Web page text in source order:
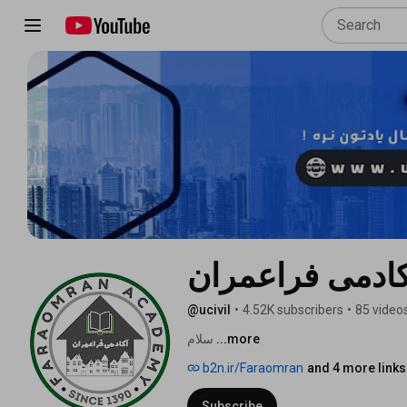
فراعمران
@ucivil • 4.52K subscribers • 85
...more
b2n.ir/Faraomran and 4 more links